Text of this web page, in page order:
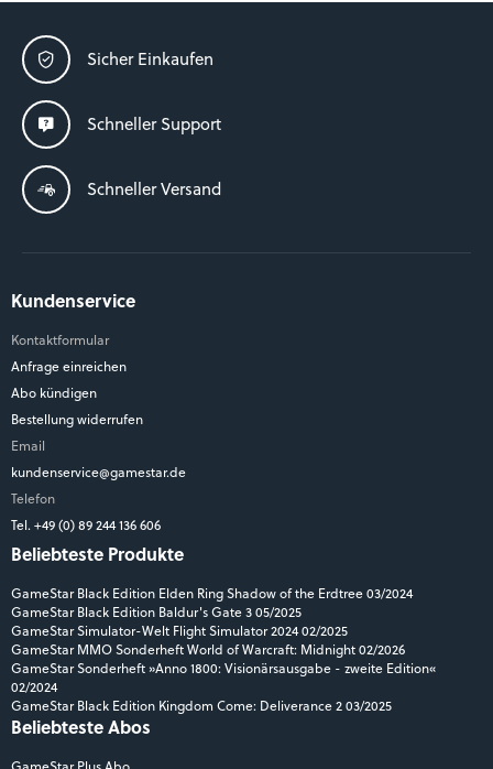
Sicher Einkaufen
Schneller Support
Schneller Versand
Kundenservice
Kontaktformular
Anfrage einreichen
Abo kündigen
Bestellung widerrufen
Email
kundenservice@gamestar.de
Telefon
Tel. +49 (0) 89 244 136 606
Beliebteste Produkte
GameStar Black Edition Elden Ring Shadow of the Erdtree 03/2024
GameStar Black Edition Baldur's Gate 3 05/2025
GameStar Simulator-Welt Flight Simulator 2024 02/2025
GameStar MMO Sonderheft World of Warcraft: Midnight 02/2026
GameStar Sonderheft »Anno 1800: Visionärsausgabe - zweite Edition«
02/2024
GameStar Black Edition Kingdom Come: Deliverance 2 03/2025
Beliebteste Abos